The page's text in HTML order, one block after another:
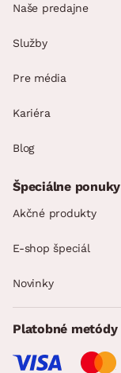
Naše predajne
Služby
Pre média
Kariéra
Blog
Špeciálne ponuky
Akčné produkty
E-shop špeciál
Novinky
Platobné metódy